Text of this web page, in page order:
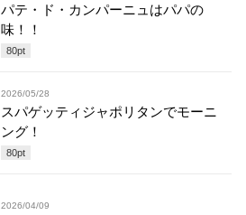
パテ・ド・カンパーニュはパパの
味！！
80pt
2026/05/28
スパゲッティジャポリタンでモーニ
ング！
80pt
2026/04/09